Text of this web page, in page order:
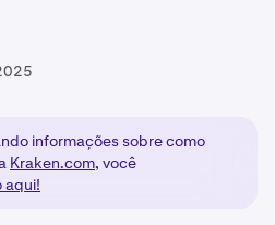
informações sobre como
Kraken.com, você
aqui!